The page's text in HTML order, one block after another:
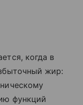
когда в
жир:
функций